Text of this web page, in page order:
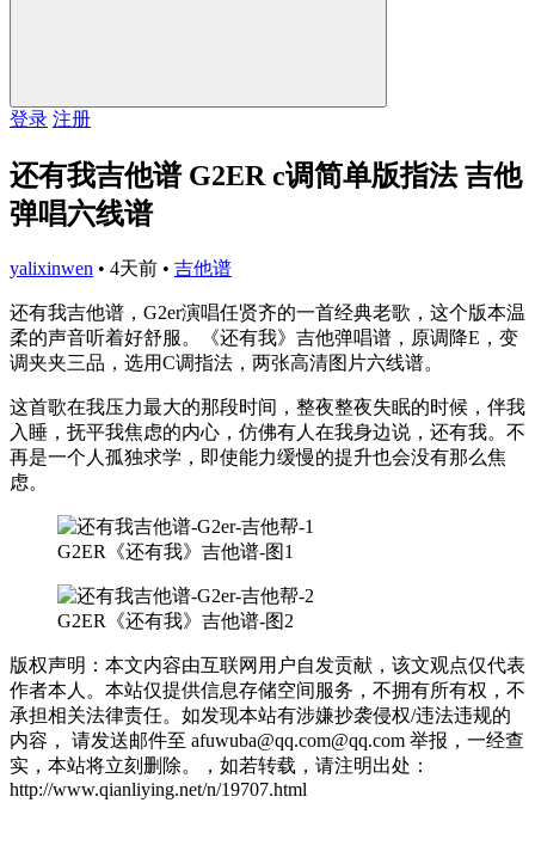
登录 注册
还有我吉他谱 G2ER c调简单版指法 吉他
弹唱六线谱
yalixinwen • 4天前 • 吉他谱
还有我吉他谱，G2er演唱任贤齐的一首经典老歌，这个版本温
柔的声音听着好舒服。《还有我》吉他弹唱谱，原调降E，变
调夹夹三品，选用C调指法，两张高清图片六线谱。
这首歌在我压力最大的那段时间，整夜整夜失眠的时候，伴我
入睡，抚平我焦虑的内心，仿佛有人在我身边说，还有我。不
再是一个人孤独求学，即使能力缓慢的提升也会没有那么焦
虑。
G2ER《还有我》吉他谱-图1
G2ER《还有我》吉他谱-图2
版权声明：本文内容由互联网用户自发贡献，该文观点仅代表
作者本人。本站仅提供信息存储空间服务，不拥有所有权，不
承担相关法律责任。如发现本站有涉嫌抄袭侵权/违法违规的
内容， 请发送邮件至 afuwuba@qq.com@qq.com 举报，一经查
实，本站将立刻删除。，如若转载，请注明出处：
http://www.qianliying.net/n/19707.html